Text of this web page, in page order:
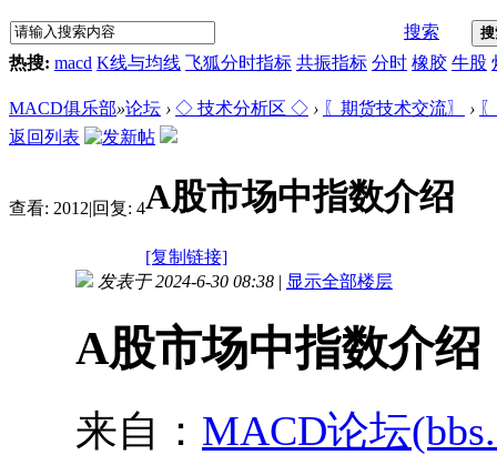
搜索
热搜: macd K线与均线 飞狐分时指标 共振指标 分时 橡胶 牛股
MACD俱乐部»论坛 › ◇ 技术分析区 ◇ › 〖期货技术交流〗 ›
返回列表
查看: 2012|回复: 4A股市场中指数介绍
[复制链接]
发表于 2024-6-30 08:38 | 显示全部楼层
A股市场中指数介绍
来自： MACD论坛